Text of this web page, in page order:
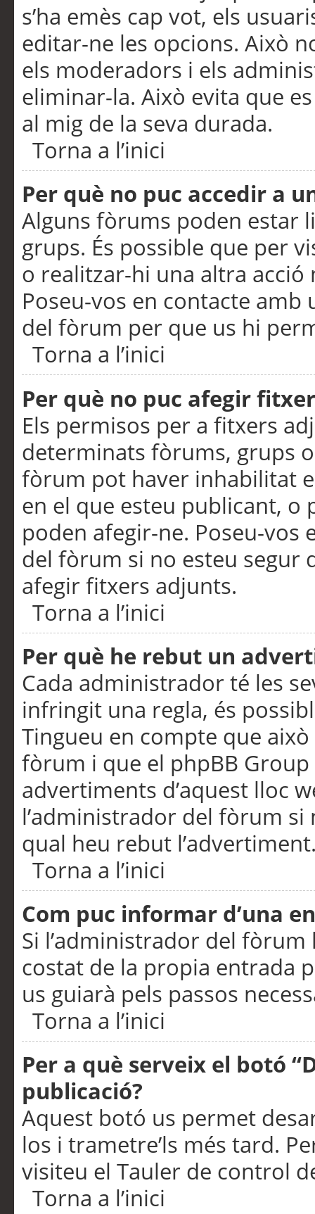
s’ha emès cap vot, els
editar-ne les opcions. Això
els moderadors i els
eliminar-la. Això evita que
al mig de la seva durada.
Torna a l’inici
Per què no puc accedir a
Alguns fòrums poden estar
grups. És possible que per
o realitzar-hi una altra acció
Poseu-vos en contacte
del fòrum per que us hi
Torna a l’inici
Per què no puc afegir
Els permisos per a fitxers
determinats fòrums, grups
fòrum pot haver inhabilitat
en el que esteu publicant,
poden afegir-ne. Poseu-vos
del fòrum si no esteu segur
afegir fitxers adjunts.
Torna a l’inici
Per què he rebut un
Cada administrador té les
infringit una regla, és
Tingueu en compte que
fòrum i que el phpBB
advertiments d’aquest lloc
l’administrador del fòrum
qual heu rebut
Torna a l’inici
Com puc informar d’una
Si l’administrador del
costat de la propia entrada
us guiarà pels passos
Torna a l’inici
Per a què serveix el botó
publicació?
Aquest botó us permet
los i trametre’ls més tard.
visiteu el Tauler de control
Torna a l’inici